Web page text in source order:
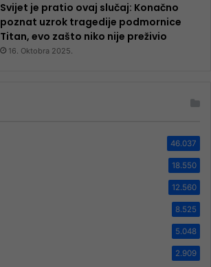
Svijet je pratio ovaj slučaj: Konačno
poznat uzrok tragedije podmornice
Titan, evo zašto niko nije preživio
16. Oktobra 2025.
46.037
18.550
12.560
8.525
5.048
2.909